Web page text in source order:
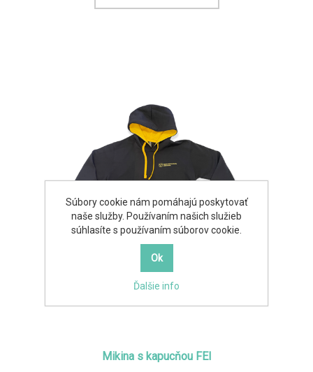
Mikina s kapucňou FEI
Súbory cookie nám pomáhajú poskytovať
naše služby. Používaním našich služieb
súhlasíte s používaním súborov cookie.
Ďalšie info